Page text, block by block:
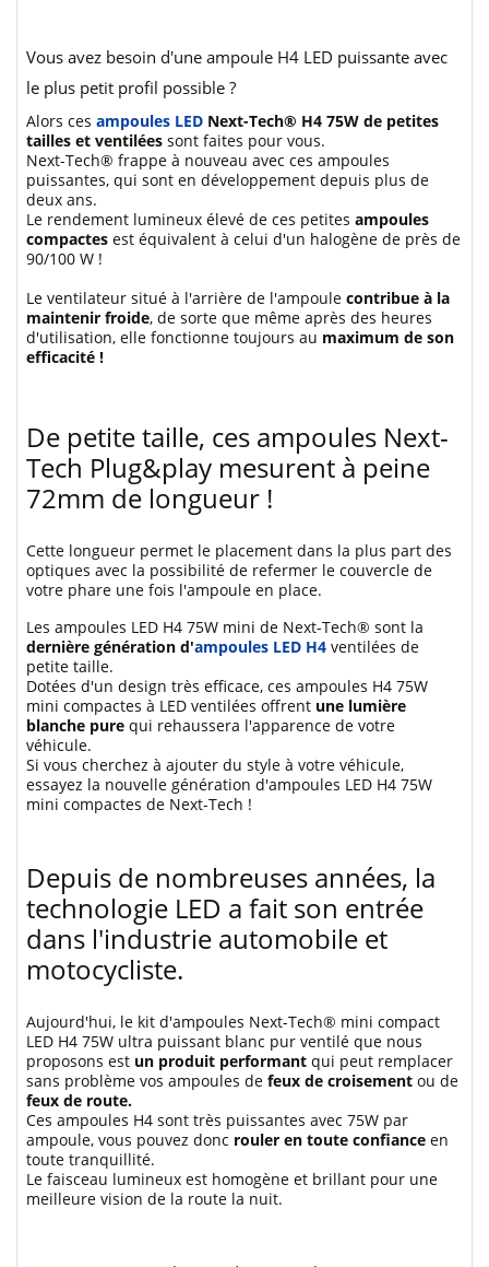
Vous avez besoin d'une ampoule H4 LED puissante avec
le plus petit profil possible ?
Alors ces ampoules LED Next-Tech® H4 75W de petites
tailles et ventilées sont faites pour vous.
Next-Tech® frappe à nouveau avec ces ampoules
puissantes, qui sont en développement depuis plus de
deux ans.
Le rendement lumineux élevé de ces petites ampoules
compactes est équivalent à celui d'un halogène de près de
90/100 W !
Le ventilateur situé à l'arrière de l'ampoule contribue à la
maintenir froide, de sorte que même après des heures
d'utilisation, elle fonctionne toujours au maximum de son
efficacité !
De petite taille, ces ampoules Next-
Tech Plug&play mesurent à peine
72mm de longueur !
Cette longueur permet le placement dans la plus part des
optiques avec la possibilité de refermer le couvercle de
votre phare une fois l'ampoule en place.
Les ampoules LED H4 75W mini de Next-Tech® sont la
dernière génération d'ampoules LED H4 ventilées de
petite taille.
Dotées d'un design très efficace, ces ampoules H4 75W
mini compactes à LED ventilées offrent une lumière
blanche pure qui rehaussera l'apparence de votre
véhicule.
Si vous cherchez à ajouter du style à votre véhicule,
essayez la nouvelle génération d'ampoules LED H4 75W
mini compactes de Next-Tech !
Depuis de nombreuses années, la
technologie LED a fait son entrée
dans l'industrie automobile et
motocycliste.
Aujourd'hui, le kit d'ampoules Next-Tech® mini compact
LED H4 75W ultra puissant blanc pur ventilé que nous
proposons est un produit performant qui peut remplacer
sans problème vos ampoules de feux de croisement ou de
feux de route.
Ces ampoules H4 sont très puissantes avec 75W par
ampoule, vous pouvez donc rouler en toute confiance en
toute tranquillité.
Le faisceau lumineux est homogène et brillant pour une
meilleure vision de la route la nuit.